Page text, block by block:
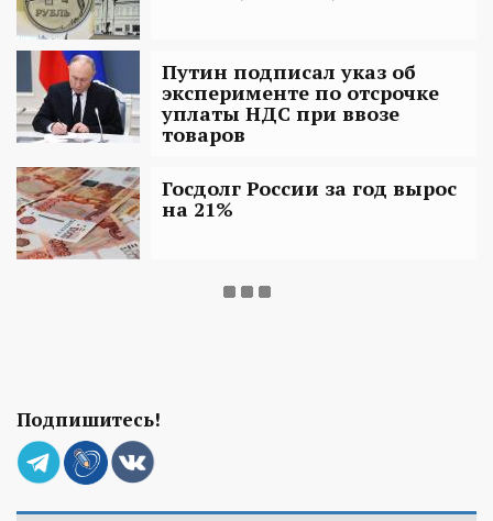
Путин подписал указ об
эксперименте по отсрочке
уплаты НДС при ввозе
товаров
Госдолг России за год вырос
на 21%
Подпишитесь!